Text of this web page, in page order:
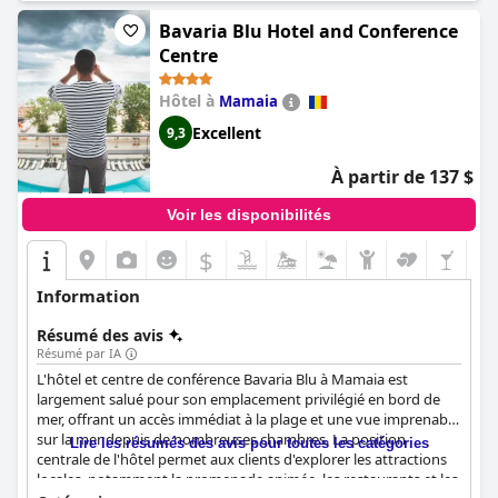
clients ont été déçus que l'hôtel ne réponde pas à leurs attentes
d'un véritable 5 étoiles, beaucoup ont tout de même apprécié le
bon service et recommanderaient de séjourner ici si vous
pouvez vous le permettre. Dans l'ensemble, l'hôtel Vega offre
une expérience inoubliable avec des services de très haut
niveau.
Bavaria Blu Hotel and Conference
Centre
Hôtel à Mamaia
9,3 Excellent
À partir de 137 $
Voir les disponibilités
$
Information
Résumé des avis
Résumé par IA
L'hôtel et centre de conférence Bavaria Blu à Mamaia est
largement salué pour son emplacement privilégié en bord de
mer, offrant un accès immédiat à la plage et une vue imprenable
sur la mer depuis de nombreuses chambres. La position
centrale de l'hôtel permet aux clients d'explorer les attractions
locales, notamment la promenade animée, les restaurants et les
Lire les résumés des avis pour toutes les catégories